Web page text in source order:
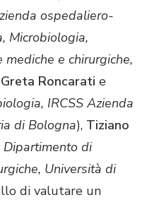
ospedaliero-
Microbiologia,
e chirurgiche,
Greta Roncarati e
IRCSS Azienda
di Bologna), Tiziano
Dipartimento di
Università di
di valutare un